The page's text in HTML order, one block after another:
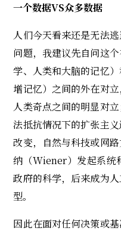
一个数据VS众多数据
人们今天看来还是无法
问题，我建议先自问这
学、人类和大脑的记忆
增记忆）之间的外在对
人类奇点之间的明显对
法抵抗情况下的扩张主
改变，自然与科技或网
纳（Wiener）发起系统
政府的科学，后来成为
型。
因此在面对任何决策或